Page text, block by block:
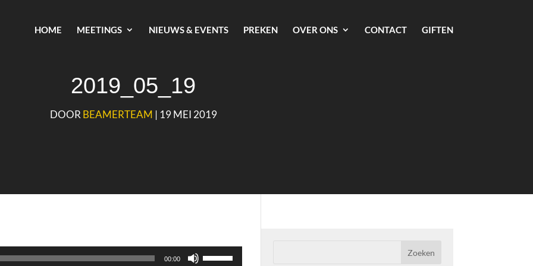
HOME MEETINGS NIEUWS & EVENTS PREKEN OVER ONS CONTACT GIFTEN
2019_05_19
DOOR BEAMERTEAM | 19 MEI 2019
00:00
Gebruik